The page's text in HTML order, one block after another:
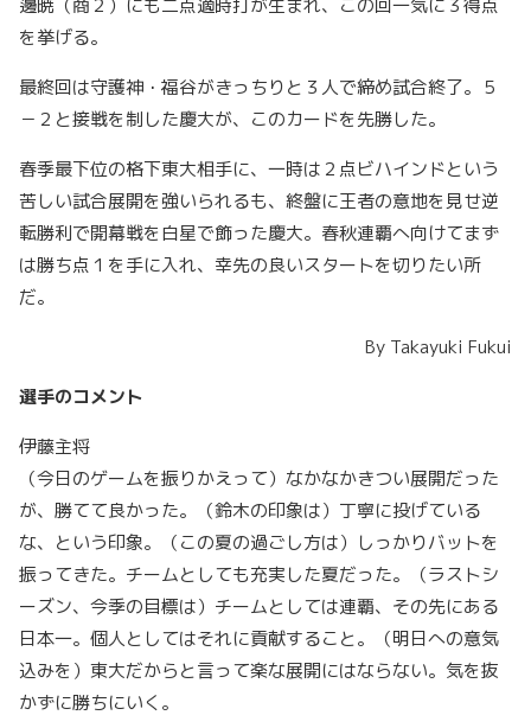
邊暁（商２）にも二点適時打が生まれ、この回一気に３得点
を挙げる。
最終回は守護神・福谷がきっちりと３人で締め試合終了。５
－２と接戦を制した慶大が、このカードを先勝した。
春季最下位の格下東大相手に、一時は２点ビハインドという
苦しい試合展開を強いられるも、終盤に王者の意地を見せ逆
転勝利で開幕戦を白星で飾った慶大。春秋連覇へ向けてまず
は勝ち点１を手に入れ、幸先の良いスタートを切りたい所
だ。
By Takayuki Fukui
選手のコメント
伊藤主将
（今日のゲームを振りかえって）なかなかきつい展開だった
が、勝てて良かった。（鈴木の印象は）丁寧に投げている
な、という印象。（この夏の過ごし方は）しっかりバットを
振ってきた。チームとしても充実した夏だった。（ラストシ
ーズン、今季の目標は）チームとしては連覇、その先にある
日本一。個人としてはそれに貢献すること。（明日への意気
込みを）東大だからと言って楽な展開にはならない。気を抜
かずに勝ちにいく。